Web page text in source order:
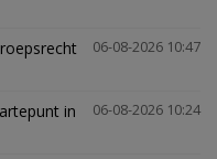
06-08-2026 10:47
06-08-2026 10:24
in